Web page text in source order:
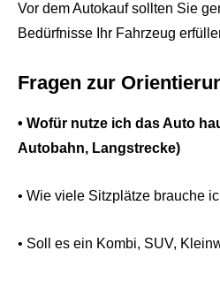
Vor dem Autokauf sollten Sie
Bedürfnisse Ihr Fahrzeug
Fragen zur
• Wofür nutze ich das Auto
Autobahn, Langstrecke)
• Wie viele Sitzplätze brauche
• Soll es ein Kombi, SUV,